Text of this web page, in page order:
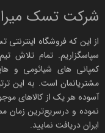
شرکت تسک
از این که فروشگاه اینترنتی
سپاسگزاریم. تمام تلاش
کمپانی های شیائومی و
مشتریانمان است. به این
آسوده هر یک از کالاهای
نموده و درسریع‌ترین زمان
ایران دریافت نمایید.